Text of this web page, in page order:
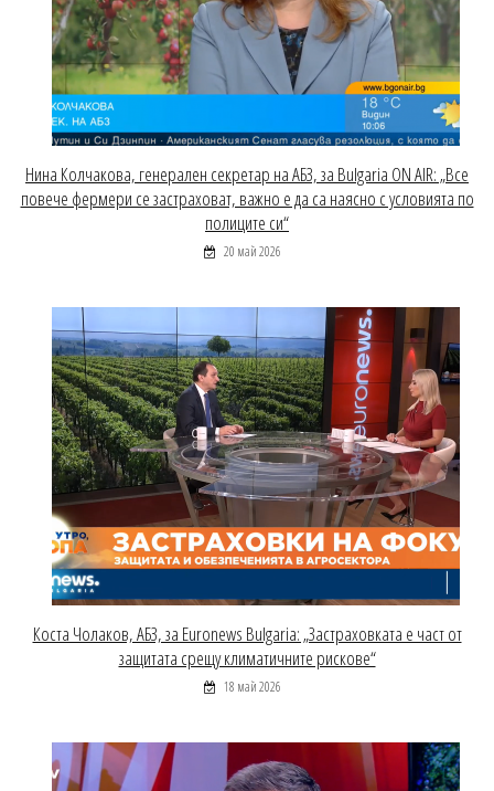
Нина Колчакова, генерален секретар на АБЗ, за Bulgaria ON AIR: „Все
повече фермери се застраховат, важно е да са наясно с условията по
полиците си“
20 май 2026
Коста Чолаков, АБЗ, за Euronews Bulgaria: „Застраховката е част от
защитата срещу климатичните рискове“
18 май 2026